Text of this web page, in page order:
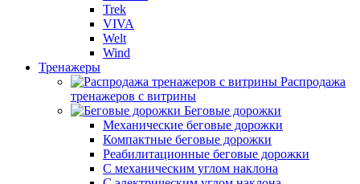
Trek
VIVA
Welt
Wind
Тренажеры
Распродажа
тренажеров с витрины
Беговые дорожки
Механические беговые дорожки
Компактные беговые дорожки
Реабилитационные беговые дорожки
С механическим углом наклона